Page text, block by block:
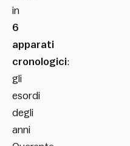
in
6
apparati
cronologici:
gli
esordi
degli
anni